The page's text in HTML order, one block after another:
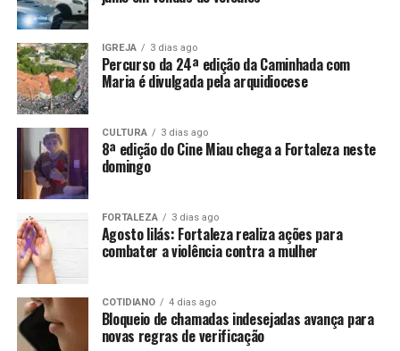
IGREJA 3 dias ago
Percurso da 24ª edição da Caminhada com
Maria é divulgada pela arquidiocese
CULTURA 3 dias ago
8ª edição do Cine Miau chega a Fortaleza neste
domingo
FORTALEZA 3 dias ago
Agosto lilás: Fortaleza realiza ações para
combater a violência contra a mulher
COTIDIANO 4 dias ago
Bloqueio de chamadas indesejadas avança para
novas regras de verificação